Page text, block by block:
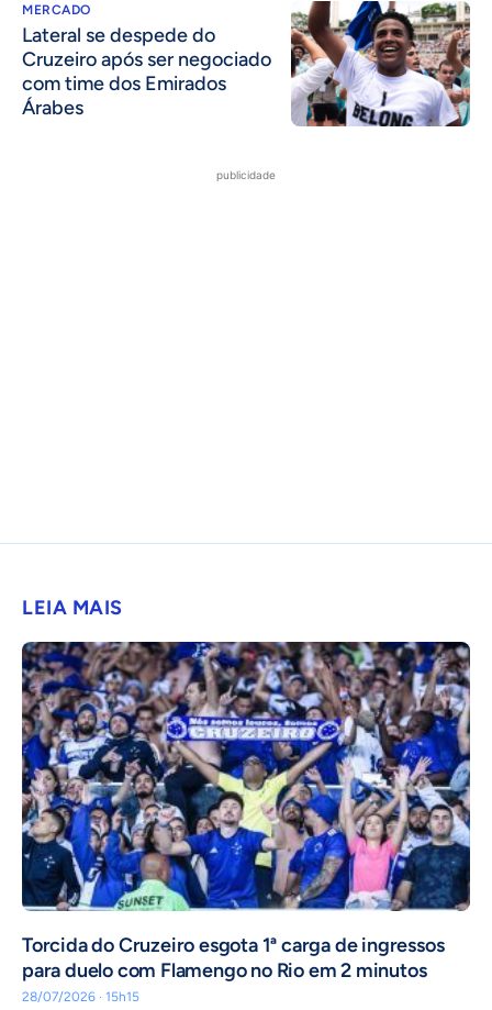
MERCADO
Lateral se despede do
Cruzeiro após ser negociado
com time dos Emirados
Árabes
publicidade
LEIA MAIS
Torcida do Cruzeiro esgota 1ª carga de ingressos
para duelo com Flamengo no Rio em 2 minutos
28/07/2026 · 15h15